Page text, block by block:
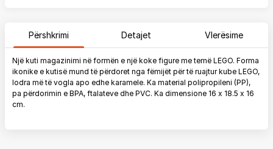
Përshkrimi Detajet Vlerësime
Një kuti magazinimi në formën e një koke figure me temë LEGO. Forma
ikonike e kutisë mund të përdoret nga fëmijët për të ruajtur kube LEGO,
lodra më të vogla apo edhe karamele. Ka material polipropileni (PP),
pa përdorimin e BPA, ftalateve dhe PVC. Ka dimensione 16 x 18.5 x 16
cm.